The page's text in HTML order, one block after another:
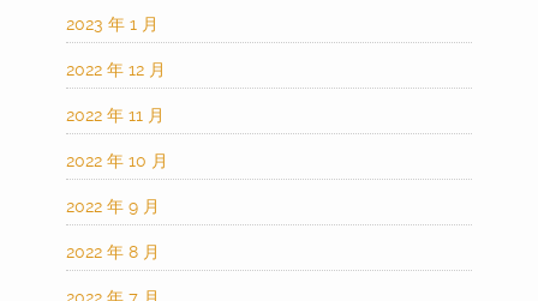
2023 年 1 月
2022 年 12 月
2022 年 11 月
2022 年 10 月
2022 年 9 月
2022 年 8 月
2022 年 7 月